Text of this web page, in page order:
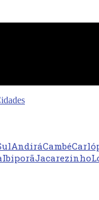
AndiráCambé
IbiporãJacarezinho